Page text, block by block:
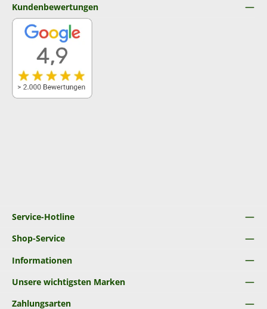
Service-Hotline
Shop-Service
Informationen
Unsere wichtigsten Marken
Kundenbewertungen
Zahlungsarten